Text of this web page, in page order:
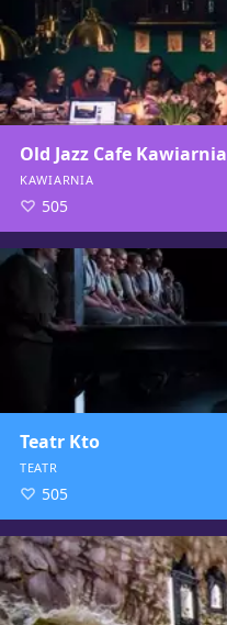
Old Jazz Cafe Kawiarnia
KAWIARNIA
505
Teatr Kto
TEATR
505